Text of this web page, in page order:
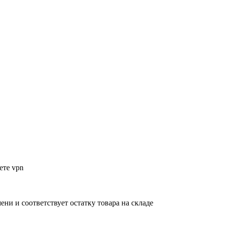
vpn
и соответствует остатку товара на складе